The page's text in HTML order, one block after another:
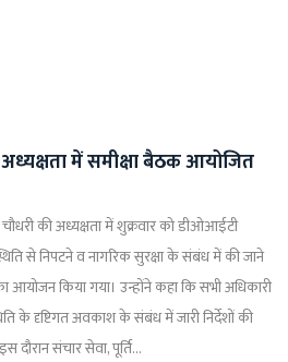
में समीक्षा बैठक आयोजित
की अध्यक्षता में शुक्रवार को डीओआईटी
से निपटने व नागरिक सुरक्षा के संबंध में की जाने
किया गया। उन्होंने कहा कि सभी अधिकारी
के दृष्टिगत अवकाश के संबंध में जारी निर्देशों की
दौरान संचार सेवा, पूर्ति...